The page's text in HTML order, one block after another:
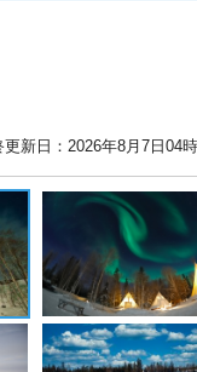
更新日：2026年8月7日04